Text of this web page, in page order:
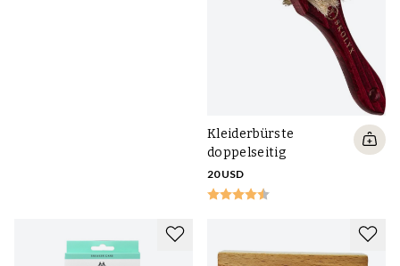
Kleiderbürste
doppelseitig
20 USD